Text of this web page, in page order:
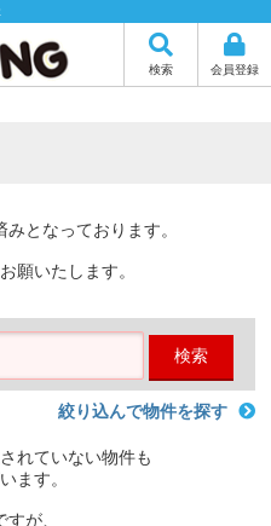
検索 会員登録
となっております。
願いたします。
検索
絞り込んで物件を探す
れていない物件も
ます。
が、